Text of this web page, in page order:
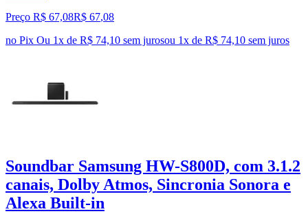
Preço R$ 67,08R$ 67,08
no Pix Ou 1x de R$ 74,10 sem jurosou 1x de R$ 74,10 sem juros
Soundbar Samsung HW-S800D, com 3.1.2
canais, Dolby Atmos, Sincronia Sonora e
Alexa Built-in